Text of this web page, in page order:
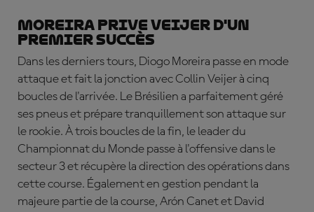
Moreira prive Veijer d'un
premier succès
Dans les derniers tours, Diogo Moreira passe en mode
attaque et fait la jonction avec Collin Veijer à cinq
boucles de l'arrivée. Le Brésilien a parfaitement géré
ses pneus et prépare tranquillement son attaque sur
le rookie. À trois boucles de la fin, le leader du
Championnat du Monde passe à l'offensive dans le
secteur 3 et récupère la direction des opérations dans
cette course. Également en gestion pendant la
majeure partie de la course, Arón Canet et David